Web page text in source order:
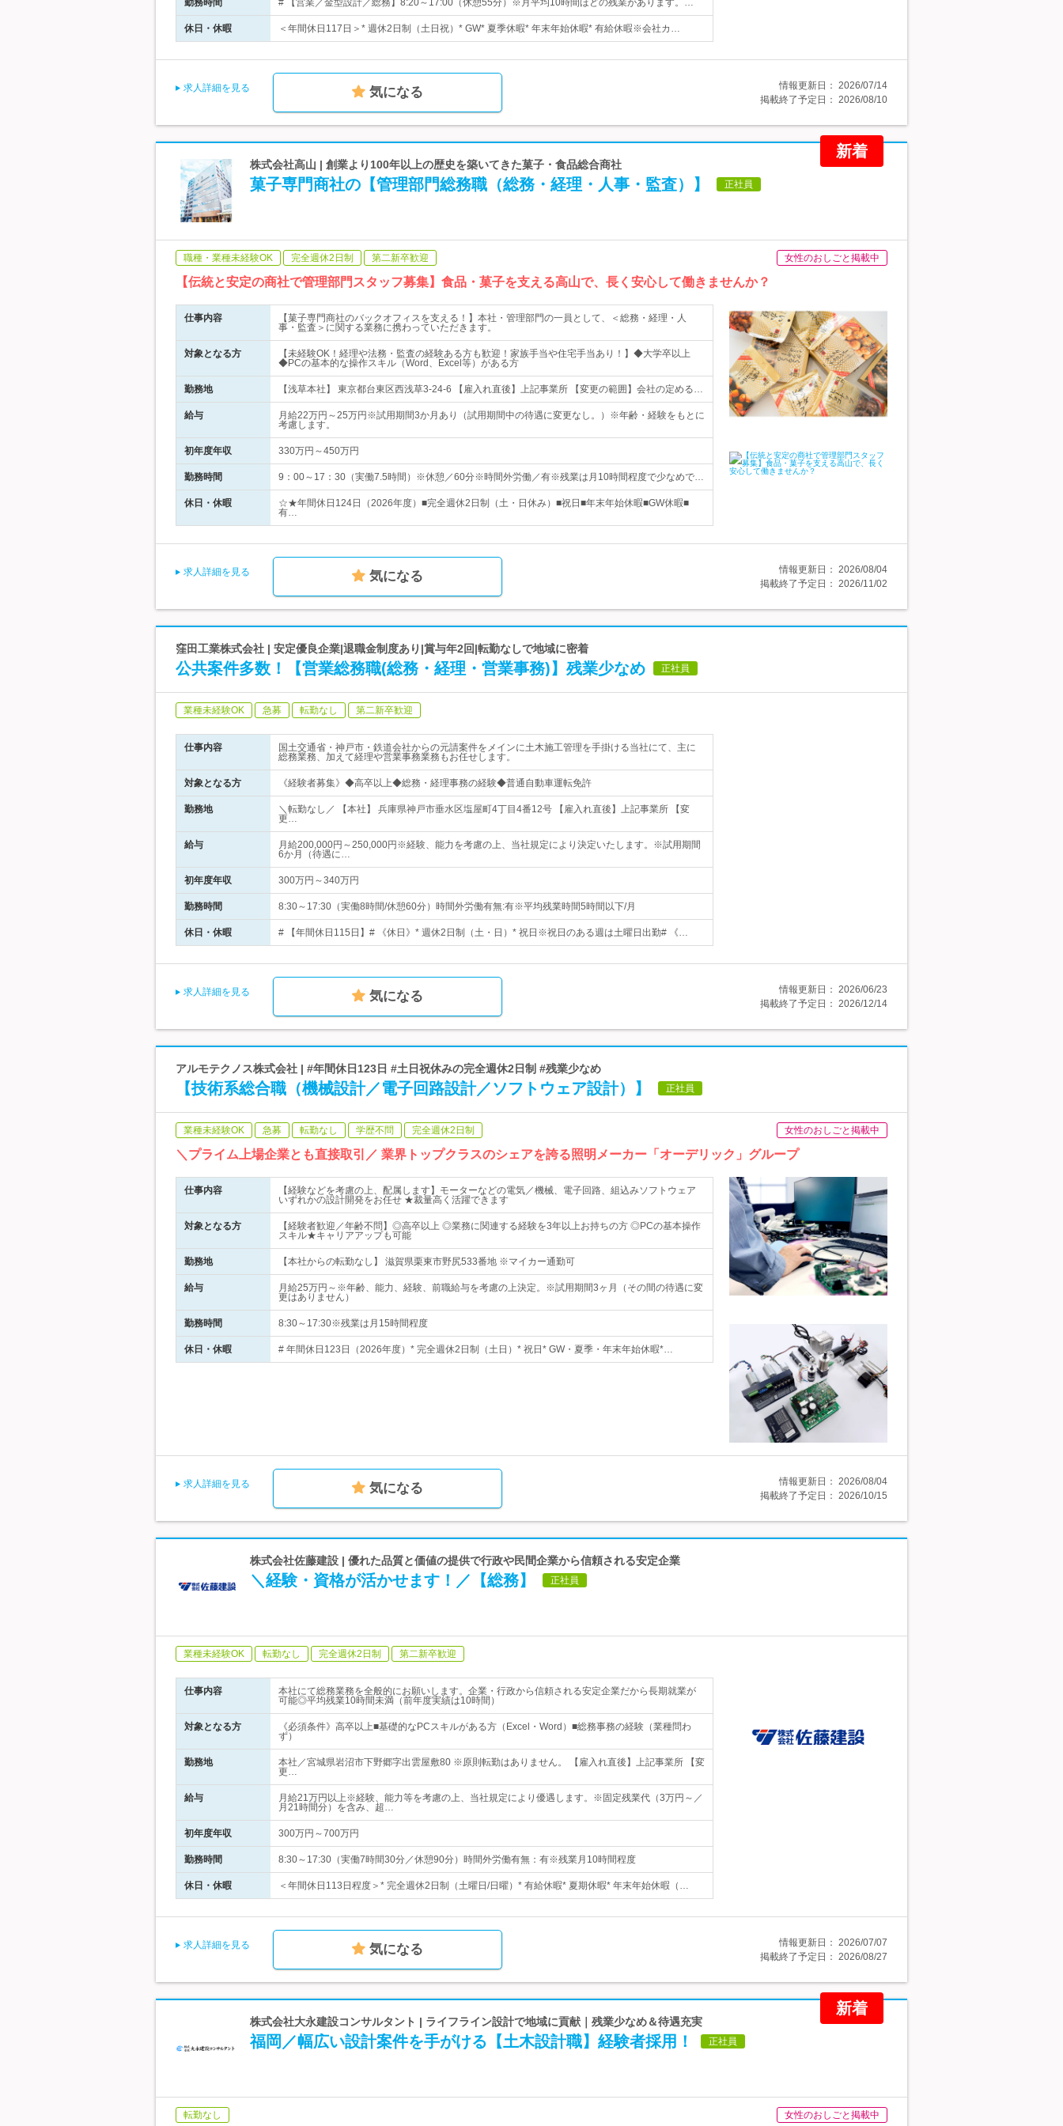
勤務時間 # 【営業／金型設計／総務】8:20～17:00（休憩55分）※月平均10時間ほどの残業があります。…
休日・休暇 ＜年間休日117日＞* 週休2日制（土日祝）* GW* 夏季休暇* 年末年始休暇* 有給休暇※会社カ…
求人詳細を見る 気になる 情報更新日： 2026/07/14
掲載終了予定日： 2026/08/10
新着
株式会社高山 | 創業より100年以上の歴史を築いてきた菓子・食品総合商社
菓子専門商社の【管理部門総務職（総務・経理・人事・監査）】 正社員
職種・業種未経験OK 完全週休2日制 第二新卒歓迎 女性のおしごと掲載中
【伝統と安定の商社で管理部門スタッフ募集】食品・菓子を支える高山で、長く安心して働きませんか？
仕事内容
【菓子専門商社のバックオフィスを支える！】本社・管理部門の一員として、＜総務・経理・人
事・監査＞に関する業務に携わっていただきます。
対象となる方
【未経験OK！経理や法務・監査の経験ある方も歓迎！家族手当や住宅手当あり！】◆大学卒以上
◆PCの基本的な操作スキル（Word、Excel等）がある方
勤務地 【浅草本社】 東京都台東区西浅草3-24-6 【雇入れ直後】上記事業所 【変更の範囲】会社の定める…
給与
月給22万円～25万円※試用期間3か月あり（試用期間中の待遇に変更なし。）※年齢・経験をもとに
考慮します。
初年度年収 330万円～450万円
勤務時間 9：00～17：30（実働7.5時間）※休憩／60分※時間外労働／有※残業は月10時間程度で少なめで…
休日・休暇
☆★年間休日124日（2026年度）■完全週休2日制（土・日休み）■祝日■年末年始休暇■GW休暇■
有…
求人詳細を見る 気になる 情報更新日： 2026/08/04
掲載終了予定日： 2026/11/02
窪田工業株式会社 | 安定優良企業|退職金制度あり|賞与年2回|転勤なしで地域に密着
公共案件多数！【営業総務職(総務・経理・営業事務)】残業少なめ 正社員
業種未経験OK 急募 転勤なし 第二新卒歓迎
仕事内容
国土交通省・神戸市・鉄道会社からの元請案件をメインに土木施工管理を手掛ける当社にて、主に
総務業務、加えて経理や営業事務業務もお任せします。
対象となる方 《経験者募集》◆高卒以上◆総務・経理事務の経験◆普通自動車運転免許
勤務地
＼転勤なし／ 【本社】 兵庫県神戸市垂水区塩屋町4丁目4番12号 【雇入れ直後】上記事業所 【変
更…
給与
月給200,000円～250,000円※経験、能力を考慮の上、当社規定により決定いたします。※試用期間
6か月（待遇に…
初年度年収 300万円～340万円
勤務時間 8:30～17:30（実働8時間/休憩60分）時間外労働有無:有※平均残業時間5時間以下/月
休日・休暇 # 【年間休日115日】# 《休日》* 週休2日制（土・日）* 祝日※祝日のある週は土曜日出勤# 《…
求人詳細を見る 気になる 情報更新日： 2026/06/23
掲載終了予定日： 2026/12/14
アルモテクノス株式会社 | #年間休日123日 #土日祝休みの完全週休2日制 #残業少なめ
【技術系総合職（機械設計／電子回路設計／ソフトウェア設計）】 正社員
業種未経験OK 急募 転勤なし 学歴不問 完全週休2日制 女性のおしごと掲載中
＼プライム上場企業とも直接取引／ 業界トップクラスのシェアを誇る照明メーカー「オーデリック」グループ
仕事内容
【経験などを考慮の上、配属します】モーターなどの電気／機械、電子回路、組込みソフトウェア
いずれかの設計開発をお任せ ★裁量高く活躍できます
対象となる方
【経験者歓迎／年齢不問】◎高卒以上 ◎業務に関連する経験を3年以上お持ちの方 ◎PCの基本操作
スキル★キャリアアップも可能
勤務地 【本社からの転勤なし】 滋賀県栗東市野尻533番地 ※マイカー通勤可
給与
月給25万円～※年齢、能力、経験、前職給与を考慮の上決定。※試用期間3ヶ月（その間の待遇に変
更はありません）
勤務時間 8:30～17:30※残業は月15時間程度
休日・休暇 # 年間休日123日（2026年度）* 完全週休2日制（土日）* 祝日* GW・夏季・年末年始休暇*…
求人詳細を見る 気になる 情報更新日： 2026/08/04
掲載終了予定日： 2026/10/15
株式会社佐藤建設 | 優れた品質と価値の提供で行政や民間企業から信頼される安定企業
＼経験・資格が活かせます！／【総務】 正社員
業種未経験OK 転勤なし 完全週休2日制 第二新卒歓迎
仕事内容
本社にて総務業務を全般的にお願いします。企業・行政から信頼される安定企業だから長期就業が
可能◎平均残業10時間未満（前年度実績は10時間）
対象となる方
《必須条件》高卒以上■基礎的なPCスキルがある方（Excel・Word）■総務事務の経験（業種問わ
ず）
勤務地
本社／宮城県岩沼市下野郷字出雲屋敷80 ※原則転勤はありません。 【雇入れ直後】上記事業所 【変
更…
給与
月給21万円以上※経験、能力等を考慮の上、当社規定により優遇します。※固定残業代（3万円～／
月21時間分）を含み、超…
初年度年収 300万円～700万円
勤務時間 8:30～17:30（実働7時間30分／休憩90分）時間外労働有無：有※残業月10時間程度
休日・休暇 ＜年間休日113日程度＞* 完全週休2日制（土曜日/日曜）* 有給休暇* 夏期休暇* 年末年始休暇（…
求人詳細を見る 気になる 情報更新日： 2026/07/07
掲載終了予定日： 2026/08/27
新着
株式会社大永建設コンサルタント | ライフライン設計で地域に貢献｜残業少なめ＆待遇充実
福岡／幅広い設計案件を手がける【土木設計職】経験者採用！ 正社員
転勤なし 女性のおしごと掲載中